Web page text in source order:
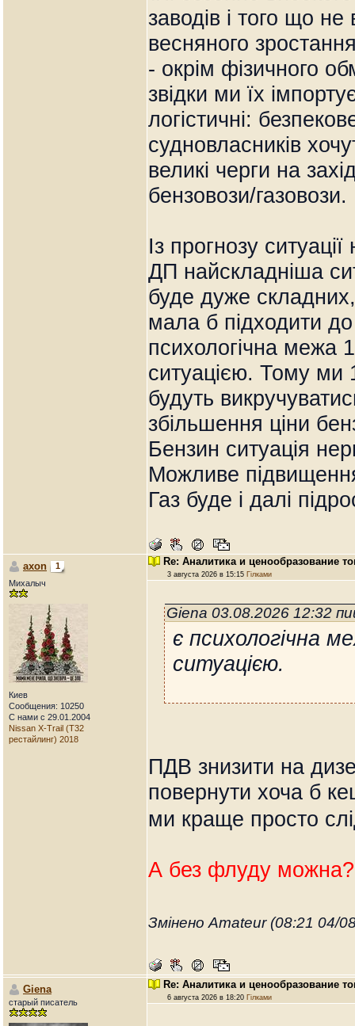
заводів і того що не
весняного
- окрім фізичного
звідки ми їх
логістичні:
судновласників
великі черги на
бензовози/газовози.
Із прогнозу
ДП найскладніша
буде дуже
мала б підходити
психологічна межа
ситуацією. Тому ми
будуть
збільшення ціни
Бензин ситуація
Можливе
Газ буде і далі
axon
1
Михалыч
Киев
Сообщения: 10250
С нами с 29.01.2004
Nissan X-Trail (T32
рестайлинг) 2018
Re: Аналитика и ценообразование
3 августа 2026 в 15:15 Гілками
Giena 03.08.2026 12:32
є психологічна
ситуацією.
ПДВ знизити на
повернути хоча б
ми краще просто
А без флуду
Змінено Amateur (08:21 04/
Giena
старый писатель
Re: Аналитика и ценообразование
6 августа 2026 в 18:20 Гілками